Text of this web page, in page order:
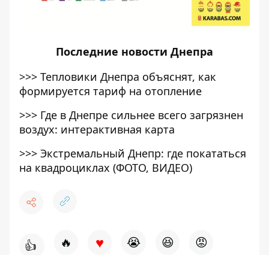
Последние новости Днепра
>>> Тепловики Днепра объяснят, как
формируется тариф на отопление
>>> Где в Днепре сильнее всего загрязнен
воздух: интерактивная карта
>>> Экстремальный Днепр: где покататься
на квадроциклах (ФОТО, ВИДЕО)
👍 🔥 ♥ 😭 😆 😡